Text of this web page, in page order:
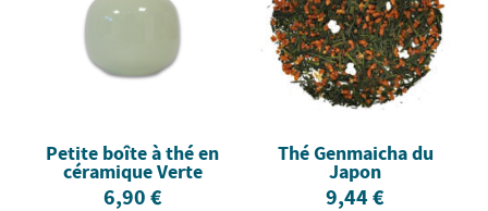
Petite boîte à thé en
céramique Verte
6,90 €
Thé Genmaicha du
Japon
9,44 €